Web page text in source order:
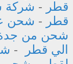
قطر - شركة
قطر - شحن
شحن من
الي قطر
-